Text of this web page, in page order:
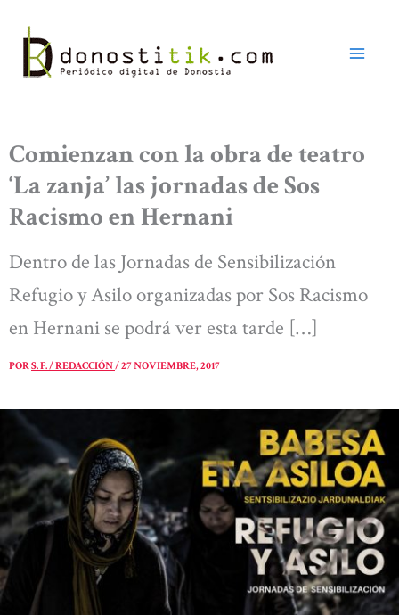
contenido
Comienzan con la obra de teatro
‘La zanja’ las jornadas de Sos
Racismo en Hernani
Dentro de las Jornadas de Sensibilización
Refugio y Asilo organizadas por Sos Racismo
en Hernani se podrá ver esta tarde […]
PORS. F. / REDACCIÓN/27 NOVIEMBRE, 2017